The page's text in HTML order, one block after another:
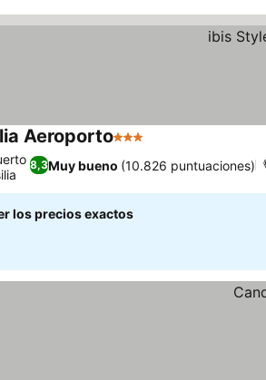
Aeroporto3 Estrellas
8,3Muy bueno (10.826 puntuaciones)
los precios exactos